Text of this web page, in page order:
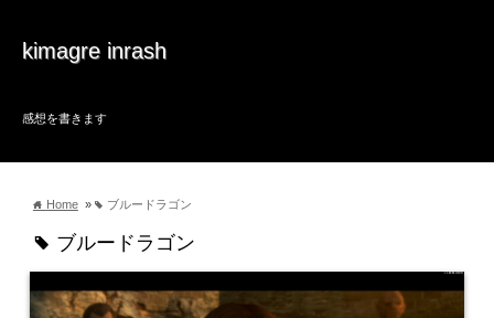
kimagre inrash
感想を書きます
home Home » tag ブルードラゴン
tag ブルードラゴン